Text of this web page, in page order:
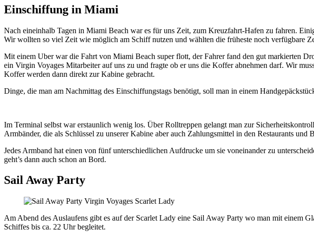
Einschiffung in Miami
Nach eineinhalb Tagen in Miami Beach war es für uns Zeit, zum Kreuzfahrt-Hafen zu fahren.
Wir wollten so viel Zeit wie möglich am Schiff nutzen und wählten die früheste noch verfügbare
Mit einem Uber war die Fahrt von Miami Beach super flott, der Fahrer fand den gut markierten
ein Virgin Voyages Mitarbeiter auf uns zu und fragte ob er uns die Koffer abnehmen darf. Wir
Koffer werden dann direkt zur Kabine gebracht.
Dinge, die man am Nachmittag des Einschiffungstags benötigt, soll man in einem
Im Terminal selbst war erstaunlich wenig los. Über Rolltreppen gelangt man zur
Armbänder, die als Schlüssel zu unserer Kabine aber auch Zahlungsmittel in den Restaurants und
Jedes Armband hat einen von fünf unterschiedlichen Aufdrucke um sie voneinander zu
geht’s dann auch schon an Bord.
Sail Away Party
Am Abend des Auslaufens gibt es auf der Scarlet Lady eine Sail Away Party wo man mit einem
Schiffes bis ca. 22 Uhr begleitet.